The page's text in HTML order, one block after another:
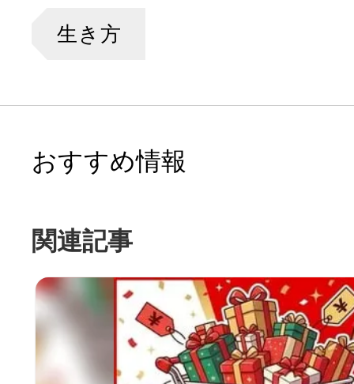
生き方
おすすめ情報
関連記事